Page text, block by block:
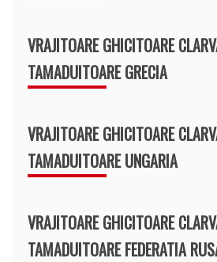
VRAJITOARE GHICITOARE
TAMADUITOARE GRECIA
VRAJITOARE GHICITOARE
TAMADUITOARE UNGARIA
VRAJITOARE GHICITOARE
TAMADUITOARE FEDERATIA